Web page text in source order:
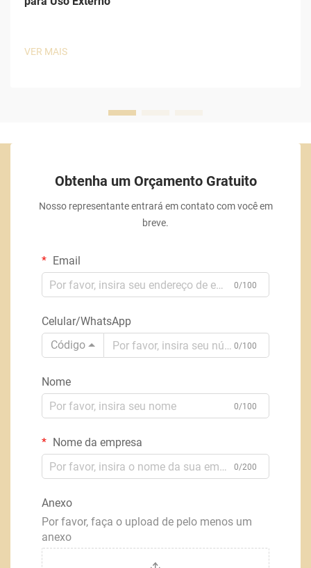
VER MAIS
Obtenha um Orçamento Gratuito
Nosso representante entrará em contato com você em
breve.
Email
0/100
Celular/WhatsApp
Código
0/100
Nome
0/100
Nome da empresa
0/200
Anexo
Por favor, faça o upload de pelo menos um
anexo